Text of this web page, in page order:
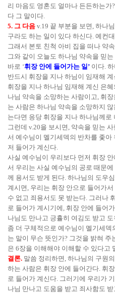
리 마음도 영혼도 얼마나 든든하는
다 그 말이다.
5. 그 다음 v.19 끝 부분을 보면, 하나
구라도 하는 일이 있다 하신다. 예컨
그래서 본토 친척 아비 집을 떠나 약
그와 같이 오늘도 하나님 약속을 믿
바로 ‘휘장 안에 들어가는 일’ 이다.
반드시 휘장을 지나 하님이 임재해
휘장을 지나 하나님 임재해 계신 은
나님 약속을 소망하는 사람이고, 휘
는 사람은 하나님 약속을 소망하지
는다면 응당 휘장을 지나 하나님께로
그런데 v.20을 보시면, 약속을 믿는
서 예수님이 멜기세덱의 반차를 좇
저 들어가 계신다.
사실 예수님이 우리보다 먼저 휘장
서 우리는 사실 예수님의 공로 때문
께 용서도 받게 된다. 하나님의 도우
계시면, 우리는 휘장 안으로 들어가
수 없고 죄용서도 못 받는다. 그러나
로 들어가 계시기에, 휘장 안에 들어
나님도 만나고 긍휼히 여김도 받고
좀 더 구체적으로 예수님이 멜기세
는 말이 무슨 뜻인가? 그것을 밝혀
은 6장을 이해해야 이해할 수 있다고
결론. 말씀 정리하면, 하나님의 구원
하는 사람은 휘장 안에 들어간다. 휘
로 들어가 계신다. 그러기에 우리가
나님 만나고 도움을 받고 죄사함도